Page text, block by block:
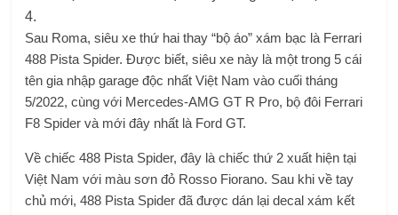
Sau Roma, siêu xe thứ hai thay “bộ áo” xám bạc là Ferrari
488 Pista Spider. Được biết, siêu xe này là một trong 5 cái
tên gia nhập garage độc ​​nhất Việt Nam vào cuối tháng
5/2022, cùng với Mercedes-AMG GT R Pro, bộ đôi Ferrari
F8 Spider và mới đây nhất là Ford GT.
Về chiếc 488 Pista Spider, đây là chiếc thứ 2 xuất hiện tại
Việt Nam với màu sơn đỏ Rosso Fiorano. Sau khi về tay
chủ mới, 488 Pista Spider đã được dán lại decal xám kết